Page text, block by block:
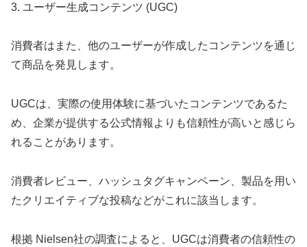
3. ユーザー生成コンテンツ (UGC)
消費者はまた、他のユーザーが作成したコンテンツを通じ
て商品を発見します。
UGCは、実際の使用体験に基づいたコンテンツであるた
め、企業が提供する公式情報よりも信頼性が高いと感じら
れることがあります。
消費者レビュー、ハッシュタグキャンペーン、製品を用い
たクリエイティブな投稿などがこれに該当します。
根拠 Nielsen社の調査によると、UGCは消費者の信頼性の